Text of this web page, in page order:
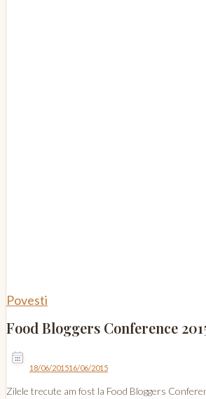
Povesti
Food Bloggers Conference
18/06/201516/06/2015
Zilele trecute am fost la Food Bloggers